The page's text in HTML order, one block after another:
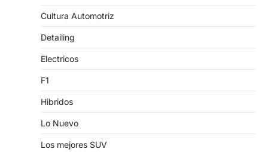
Cultura Automotriz
Detailing
Electricos
F1
Hibridos
Lo Nuevo
Los mejores SUV